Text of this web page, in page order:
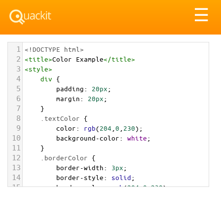
☰
1 <!DOCTYPE html>
2 <title>Color Example</title>
3 <style>
4 div {
5 padding: 20px;
6 margin: 20px;
7 }
8 .textColor {
9 color: rgb(204 0 230);
10 background-color: white;
11 }
12 .borderColor {
13 border-width: 3px;
14 border-style: solid;
15 border-color: rgb(204,0,230);